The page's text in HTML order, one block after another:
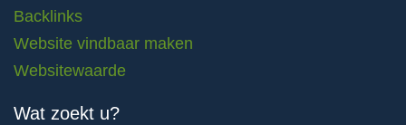
Backlinks
Website vindbaar maken
Websitewaarde
Wat zoekt u?